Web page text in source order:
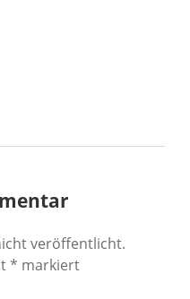
veröffentlicht.
* markiert